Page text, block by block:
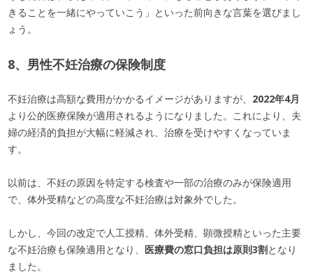
きることを一緒にやっていこう」といった前向きな言葉を選びまし
ょう。
8、男性不妊治療の保険制度
不妊治療は高額な費用がかかるイメージがありますが、 2022年4月
より公的医療保険が適用されるようになりました。これにより、夫
婦の経済的負担が大幅に軽減され、治療を受けやすくなっていま
す。
以前は、不妊の原因を特定する検査や一部の治療のみが保険適用
で、体外受精などの高度な不妊治療は対象外でした。
しかし、今回の改定で人工授精、体外受精、顕微授精といった主要
な不妊治療も保険適用となり、 医療費の窓口負担は原則3割となり
ました。